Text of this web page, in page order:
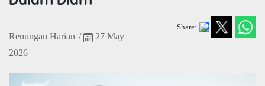
Renungan Harian /
27 May
2026
Share: